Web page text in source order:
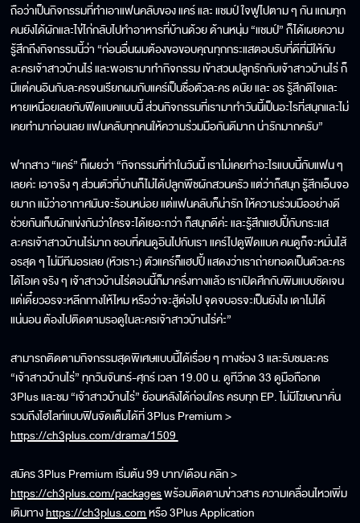
ถือว่าเป็นกิจกรรมที่ทำเอาแฟนคลับของ แคร์ และ แชมป์ ใจฟูไปตาม ๆ กัน แถมทุก
คนยังได้ผักและไข่ไก่กลับไปทำอาหารที่บ้านด้วย ด้านหนุ่ม “แชมป์” ก็ได้เผยความ
รู้สึกถึงกิจกรรมนี้ว่า “ก่อนอื่นผมต้องขอขอบคุณทุกกระแสตอบรับที่ดีที่มีให้กับ
ละครเจ้าสาวบ้านไร่ และพอเรามาทำกิจกรรม เข้าสวนปลูกรักกับเจ้าสาวบ้านไร่ ก็
มีแต่คนอินกับละครจนเรียกผมกับแคร์เป็นชื่อตัวละคร ดนัย และ อร รู้สึกดีใจและ
หายเหนื่อยเลยกับฟีดแบคแบบนี้ ส่วนกิจกรรมที่เรามาทำวันนี้เป็นอะไรที่สนุกและไม่
เคยทำมาก่อนเลย แฟนคลับทุกคนให้ความร่วมมือกันดีมาก น่ารักมากครับ”
ฟากสาว “แคร์” ก็เผยว่า “กิจกรรมที่ทำในวันนี้ เราไม่เคยทำอะไรแบบนี้กับแฟน ๆ
เลยค่ะ เอาจริง ๆ ส่วนตัวที่บ้านก็ไม่ได้ปลูกพืชผักสวนครัว แต่ว่าก็สนุก รู้สึกเอ็นจอ
ยมาก แม้ว่าอากาศมันจะร้อนหน่อย แต่แฟนคลับก็น่ารัก ให้ความร่วมมืออย่างดี
ช่วยกันเก็บผักแข่งกันว่าใครจะได้เยอะกว่า ก็สนุกดีค่ะ และรู้สึกแฮปปี้กับกระแส
ละครเจ้าสาวบ้านไร่มาก ชอบที่คนดูอินไปกับเรา แคร์ไปดูฟีดแบค คนดูก็จะหมั่นไส้
อรสุด ๆ ไม่มีทีมอรเลย (หัวเราะ) ตัวแคร์ก็แฮปปี้ แสดงว่าเราถ่ายทอดเป็นตัวละคร
ได้โอเค จริง ๆ เจ้าสาวบ้านไร่ตอนนี้ก็มาครึ่งทางแล้ว เราเปิดศึกกับพิมแบบชัดเจน
แต่เดี๋ยวอรจะหลีกทางให้ไหม หรือว่าจะสู้ต่อไป จุดจบอรจะเป็นยังไง เดาไม่ได้
แน่นอน ต้องไปติดตามรอดูในละครเจ้าสาวบ้านไร่ค่ะ”
สามารถติดตามกิจกรรมสุดพิเศษแบบนี้ได้เรื่อย ๆ ทางช่อง 3 และรับชมละคร
“เจ้าสาวบ้านไร่” ทุกวันจันทร์-ศุกร์ เวลา 19.00 น. ดูทีวีกด 33 ดูมือถือกด
3Plus และชม “เจ้าสาวบ้านไร่” ย้อนหลังได้ก่อนใคร ครบทุก EP. ไม่มีโฆษณาคั่น
รวมถึงไฮไลท์แบบฟินจัดเต็มได้ที่ 3Plus Premium >
https://ch3plus.com/drama/1509
สมัคร 3Plus Premium เริ่มต้น 99 บาท/เดือน คลิก >
https://ch3plus.com/packagesพร้อมติดตามข่าวสาร ความเคลื่อนไหวเพิ่ม
เติมทางhttps://ch3plus.comหรือ 3Plus Application